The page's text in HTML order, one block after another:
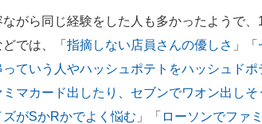
がら同じ経験をした人も多かったようで
では、「 指摘しない店員さんの優しさ 」「
ていう人やハッシュポテトをハッシュド
ミマカード出したり、セブンでワオン出し
がSかRかでよく悩む 」「 ローソンでファ